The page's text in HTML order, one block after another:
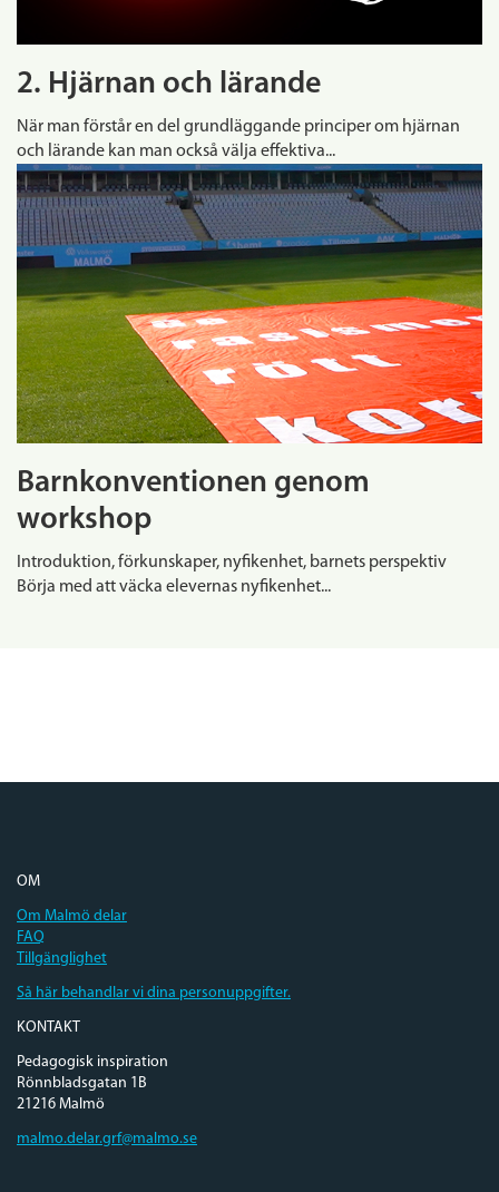
2. Hjärnan och lärande
När man förstår en del grundläggande principer om hjärnan
och lärande kan man också välja effektiva...
Barnkonventionen genom
workshop
Introduktion, förkunskaper, nyfikenhet, barnets perspektiv
Börja med att väcka elevernas nyfikenhet...
OM
Om Malmö delar
FAQ
Tillgänglighet
Så här behandlar vi dina personuppgifter.
KONTAKT
Pedagogisk inspiration
Rönnbladsgatan 1B
21216 Malmö
malmo.delar.grf@malmo.se